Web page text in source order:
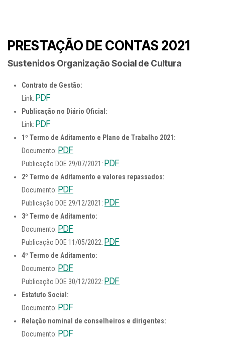
PRESTAÇÃO DE CONTAS 2021
Sustenidos Organização Social de Cultura
Contrato de Gestão:
Link: PDF
Publicação no Diário Oficial:
Link: PDF
1º Termo de Aditamento e Plano de Trabalho 2021:
Documento: PDF
Publicação DOE 29/07/2021: PDF
2º Termo de Aditamento e valores repassados:
Documento: PDF
Publicação DOE 29/12/2021: PDF
3º Termo de Aditamento:
Documento: PDF
Publicação DOE 11/05/2022: PDF
4º Termo de Aditamento:
Documento: PDF
Publicação DOE 30/12/2022: PDF
Estatuto Social:
Documento: PDF
Relação nominal de conselheiros e dirigentes:
Documento: PDF